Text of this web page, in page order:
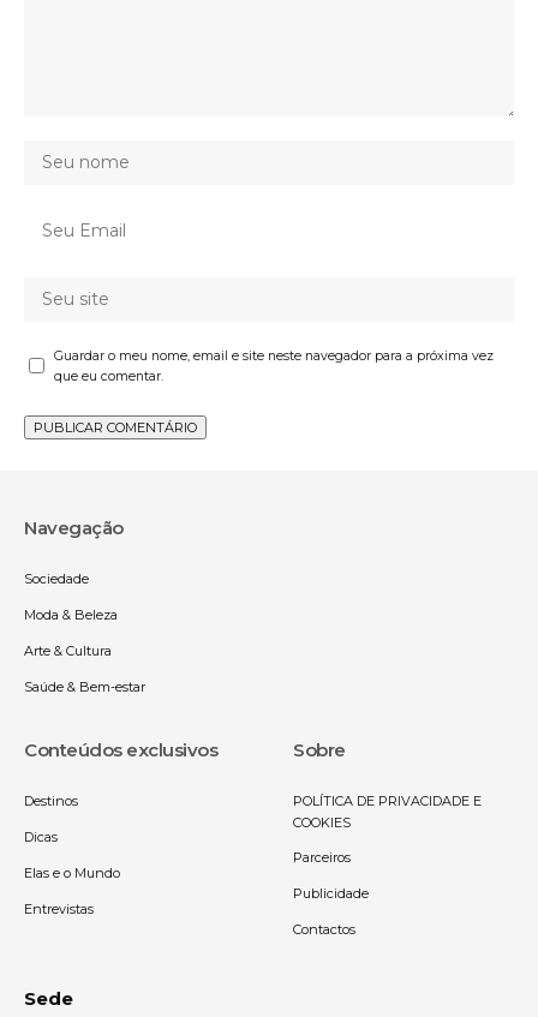
Guardar o meu nome, email e site neste navegador para a próxima vez
que eu comentar.
Navegação
Sociedade
Moda & Beleza
Arte & Cultura
Saúde & Bem-estar
Conteúdos exclusivos
Destinos
Dicas
Elas e o Mundo
Entrevistas
Sobre
POLÍTICA DE PRIVACIDADE E
COOKIES
Parceiros
Publicidade
Contactos
Sede